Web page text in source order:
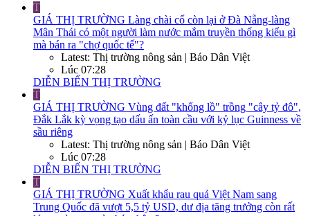
T
GIÁ THỊ TRƯỜNG Làng chài cổ còn lại ở Đà Nẵng-làng
Mân Thái có một người làm nước mắm truyền thống kiểu gì
mà bán ra "chợ quốc tế"?
Latest: Thị trường nông sản | Báo Dân Việt
Lúc 07:28
DIỄN BIẾN THỊ TRƯỜNG
T
GIÁ THỊ TRƯỜNG Vùng đất "khổng lồ" trồng "cây tỷ đô",
Đắk Lắk kỳ vọng tạo dấu ấn toàn cầu với kỷ lục Guinness về
sầu riêng
Latest: Thị trường nông sản | Báo Dân Việt
Lúc 07:28
DIỄN BIẾN THỊ TRƯỜNG
T
GIÁ THỊ TRƯỜNG Xuất khẩu rau quả Việt Nam sang
Trung Quốc đã vượt 5,5 tỷ USD, dư địa tăng trưởng còn rất